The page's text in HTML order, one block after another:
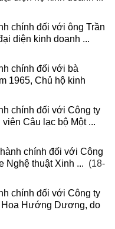
chính đối với ông Trần
diện kinh doanh ...
chính đối với bà
1965, Chủ hộ kinh
chính đối với Công ty
Câu lạc bộ Một ...
chính đối với Công
Nghệ thuật Xinh ... (18-
chính đối với Công ty
Hoa Hướng Dương, do